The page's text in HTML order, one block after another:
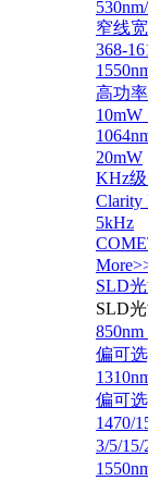
窄线
368-
高功
20mW
KHz
Clarity
5kHz
SLD
SLD
偏可
偏可
1470/
3/5/